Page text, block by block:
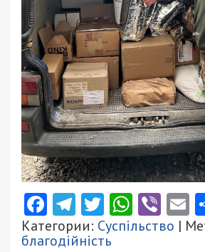
Facebook
Telegram
Twitter
Категории: Суспільство |
благодійність